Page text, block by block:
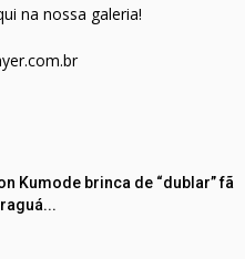
na nossa galeria!
Kumode brinca de “dublar” fã